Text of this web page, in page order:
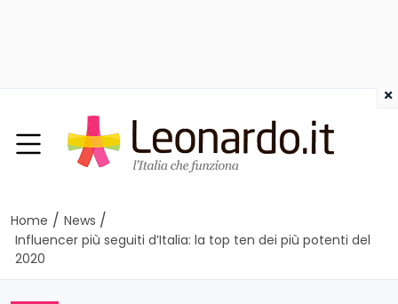
Home / News /
Influencer più seguiti d’Italia: la top ten dei più potenti del
2020
×